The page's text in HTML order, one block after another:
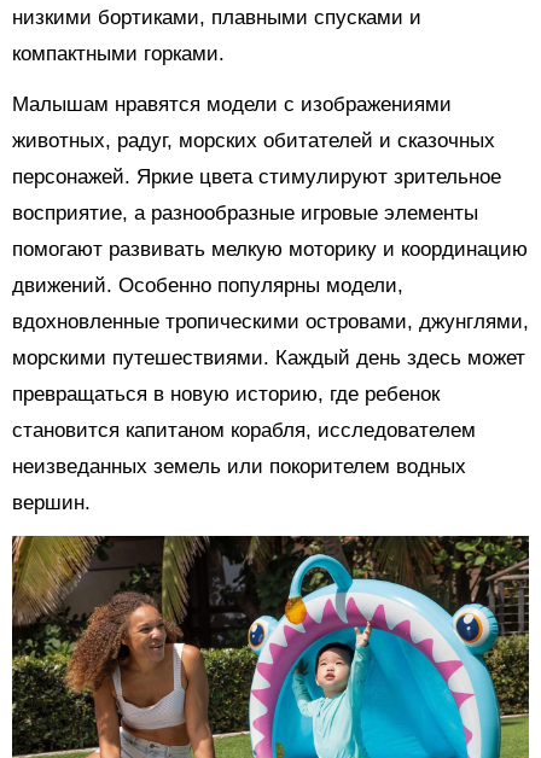
низкими бортиками, плавными спусками и
компактными горками.
Малышам нравятся модели с изображениями
животных, радуг, морских обитателей и сказочных
персонажей. Яркие цвета стимулируют зрительное
восприятие, а разнообразные игровые элементы
помогают развивать мелкую моторику и координацию
движений. Особенно популярны модели,
вдохновленные тропическими островами, джунглями,
морскими путешествиями. Каждый день здесь может
превращаться в новую историю, где ребенок
становится капитаном корабля, исследователем
неизведанных земель или покорителем водных
вершин.